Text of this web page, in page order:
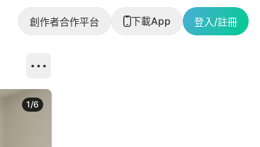
創作者合作平台 下載App 登入/註冊
1/6